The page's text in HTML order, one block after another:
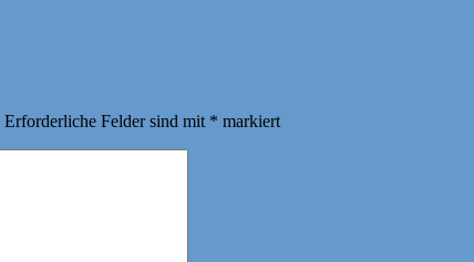
Erforderliche Felder sind mit * markiert